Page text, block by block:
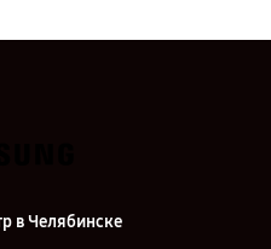
в Челябинске